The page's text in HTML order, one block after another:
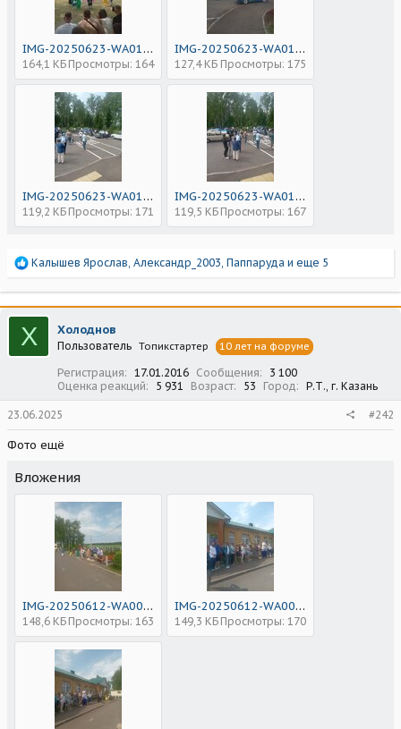
IMG-20250623-WA0126.jpg
164,1 КБ Просмотры: 164
IMG-20250623-WA0129.jpg
127,4 КБ Просмотры: 175
IMG-20250623-WA0130.jpg
119,2 КБ Просмотры: 171
IMG-20250623-WA0131.jpg
119,5 КБ Просмотры: 167
Р
а
к
ц
и
и
Калышев Ярослав, Александр_2003, Паппаруда и еще 5
Х Холоднов
Пользователь Топикстартер 10 лет на форуме
Регистрация 17.01.2016 Сообщения
3 100
Оценка реакций
5 931 Возраст 53 Город Р.Т., г. Казань
23.06.2025 #242
Фото ещё
Вложения
IMG-20250612-WA0015.jpg
148,6 КБ Просмотры: 163
IMG-20250612-WA0016.jpg
149,3 КБ Просмотры: 170